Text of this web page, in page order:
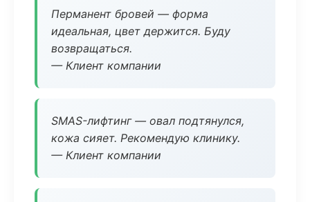
Перманент бровей — форма
идеальная, цвет держится. Буду
возвращаться.
— Клиент компании
SMAS-лифтинг — овал подтянулся,
кожа сияет. Рекомендую клинику.
— Клиент компании